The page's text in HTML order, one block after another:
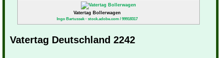
Vatertag Bollerwagen
Ingo Bartussek - stock.adobe.com / 99918317
Vatertag Deutschland 2242